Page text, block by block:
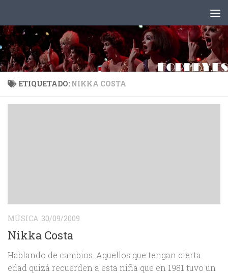
ETIQUETADO: NIKKA COSTA
MÚSICA 30/09/2009
Nikka Costa
Hablando de cambios. Aquellos que tengan cierta
edad quizá recuerden a esta niña que en 1981 tuvo un